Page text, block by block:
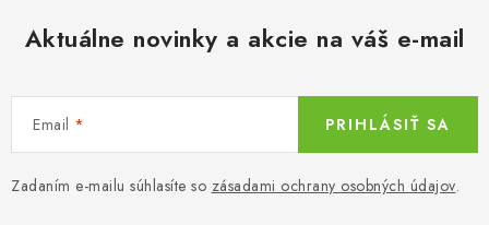
Aktuálne novinky a akcie na váš e-mail
Email
Zadaním e-mailu súhlasíte so zásadami ochrany osobných údajov.
PRIHLÁSIŤ SA